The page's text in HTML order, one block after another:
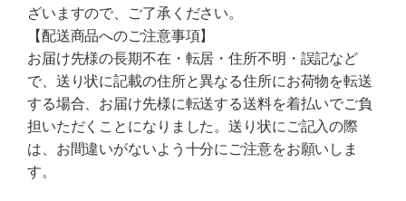
ざいますので、ご了承ください。
【配送商品へのご注意事項】
お届け先様の長期不在・転居・住所不明・誤記など
で、送り状に記載の住所と異なる住所にお荷物を転送
する場合、お届け先様に転送する送料を着払いでご負
担いただくことになりました。送り状にご記入の際
は、お間違いがないよう十分にご注意をお願いしま
す。